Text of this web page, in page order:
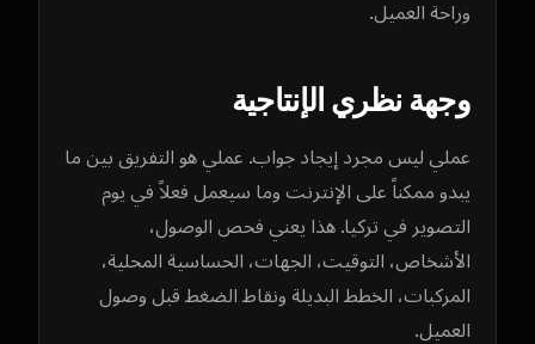
وراحة العميل.
وجهة نظري الإنتاجية
عملي ليس مجرد إيجاد جواب. عملي هو التفريق بين ما
يبدو ممكناً على الإنترنت وما سيعمل فعلاً في يوم
التصوير في تركيا. هذا يعني فحص الوصول،
الأشخاص، التوقيت، الجهات، الحساسية المحلية،
المركبات، الخطط البديلة ونقاط الضغط قبل وصول
العميل.